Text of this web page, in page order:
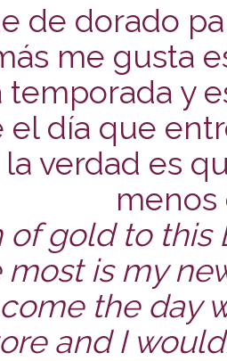
de dorado
me gusta
temporada y
el día que
verdad es
of gold to this
most is my
the day
and I